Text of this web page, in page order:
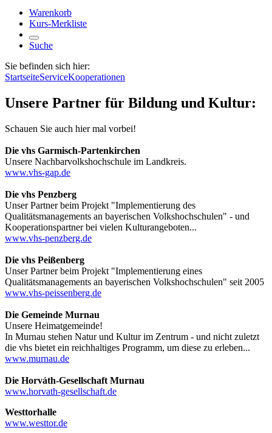
Warenkorb
Kurs-Merkliste
Suche
Sie befinden sich hier:
StartseiteServiceKooperationen
Unsere Partner für Bildung und Kultur:
Schauen Sie auch hier mal vorbei!
Die vhs Garmisch-Partenkirchen
Unsere Nachbarvolkshochschule im Landkreis.
www.vhs-gap.de
Die vhs Penzberg
Unser Partner beim Projekt "Implementierung des
Qualitätsmanagements an bayerischen Volkshochschulen" - und
Kooperationspartner bei vielen Kulturangeboten...
www.vhs-penzberg.de
Die vhs Peißenberg
Unser Partner beim Projekt "Implementierung eines
Qualitätsmanagements an bayerischen Volkshochschulen" seit 2005
www.vhs-peissenberg.de
Die Gemeinde Murnau
Unsere Heimatgemeinde!
In Murnau stehen Natur und Kultur im Zentrum - und nicht zuletzt
die vhs bietet ein reichhaltiges Programm, um diese zu erleben...
www.murnau.de
Die Horváth-Gesellschaft Murnau
www.horvath-gesellschaft.de
Westtorhalle
www.westtor.de